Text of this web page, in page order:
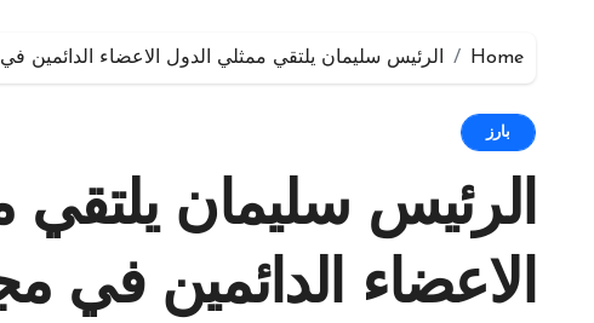
Home الرئيس سليمان يلتقي ممثلي الدول الاعضاء الدائمين
بارز
الرئيس سليمان يلتقي
الاعضاء الدائمين في